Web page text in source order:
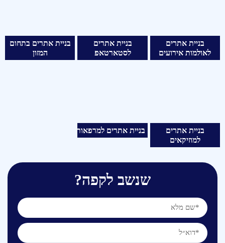
בניית אתרים
לאולמות אירועים
בניית אתרים
לסטארטאפ
בניית אתרים בתחום
המזון
בניית אתרים
למוזיקאים
בניית אתרים למרפאות
שנשב לקפה?